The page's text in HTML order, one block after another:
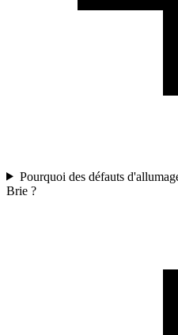
Pourquoi des défauts
Brie ?